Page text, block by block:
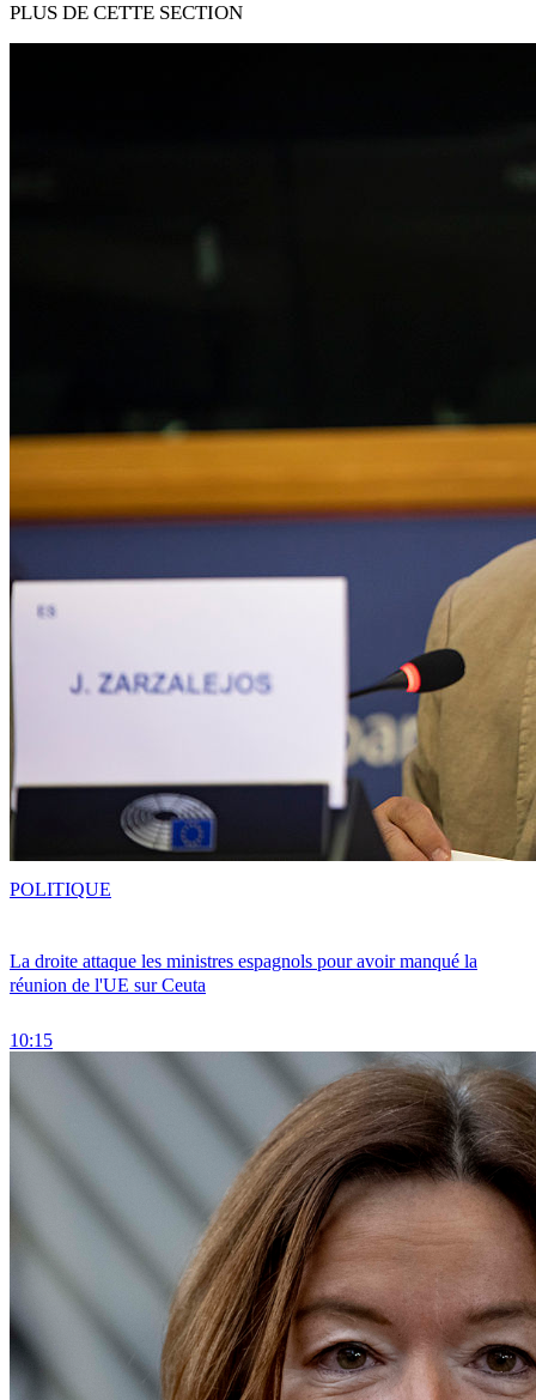
PLUS DE CETTE SECTION
La droite attaque les ministres espagnols pour avoir manqué la
réunion de l'UE sur Ceuta
10:15
POLITIQUE